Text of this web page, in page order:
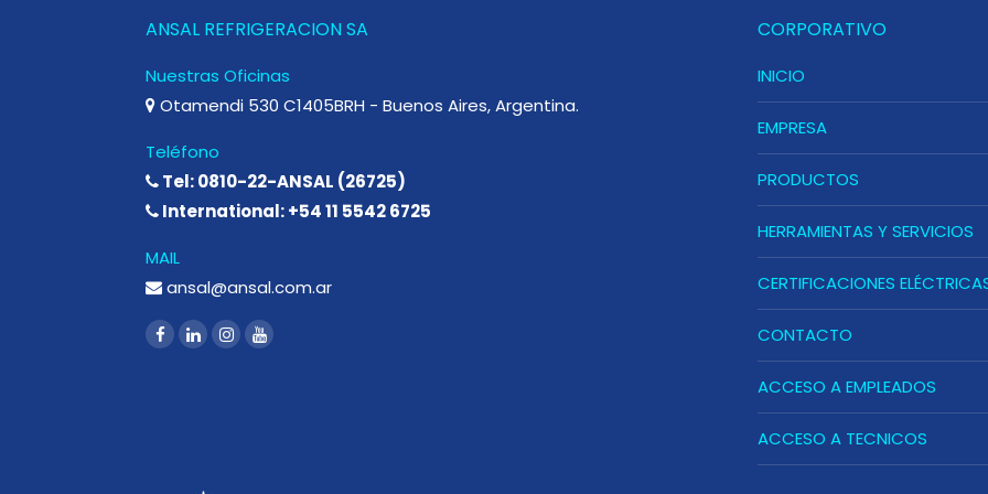
ANSAL REFRIGERACION SA
Nuestras Oficinas
Otamendi 530 C1405BRH - Buenos Aires, Argentina.
Teléfono
Tel: 0810-22-ANSAL (26725)
International: +54 11 5542 6725
MAIL
ansal@ansal.com.ar
CORPORATIVO
INICIO
EMPRESA
PRODUCTOS
HERRAMIENTAS Y SERVICIOS
CERTIFICACIONES
CONTACTO
ACCESO A EMPLEADOS
ACCESO A TECNICOS